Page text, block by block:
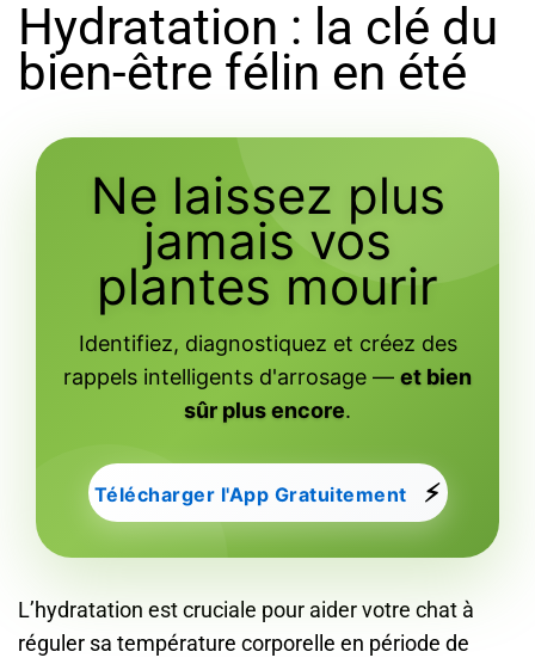
Hydratation : la clé du
bien-être félin en été
Ne laissez plus
jamais vos
plantes mourir
Identifiez, diagnostiquez et créez des
rappels intelligents d'arrosage — et bien
sûr plus encore.
Télécharger l'App Gratuitement ⚡
L’hydratation est cruciale pour aider votre chat à
réguler sa température corporelle en période de